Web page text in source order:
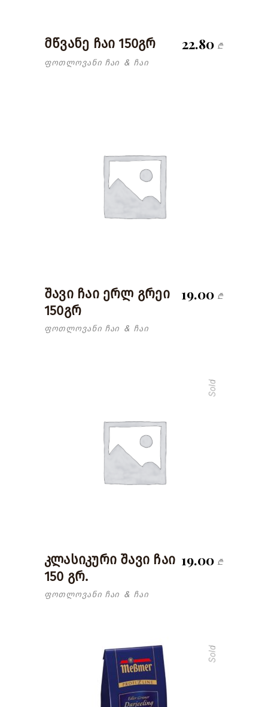
მწვანე ჩაი 150გრ 22.80 ₾
ფოთლოვანი ჩაი & ჩაი
შავი ჩაი ერლ გრეი
150გრ
19.00 ₾
ფოთლოვანი ჩაი & ჩაი
Sold
read more
კლასიკური შავი ჩაი
150 გრ.
19.00 ₾
ფოთლოვანი ჩაი & ჩაი
Sold